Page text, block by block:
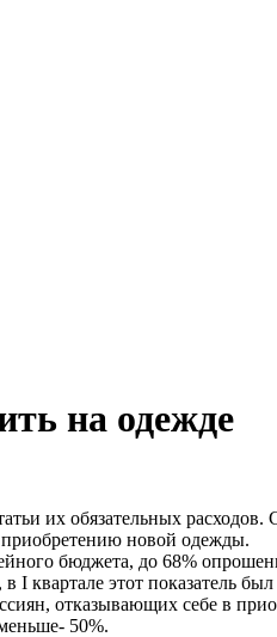
на одежде
их обязательных
приобретению новой одежды.
бюджета, до 68%
квартале этот показатель
отказывающих себе в
50%.